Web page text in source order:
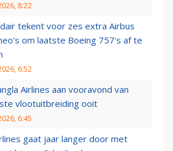
8:22
tekent voor zes extra Airbus
om laatste Boeing 757's af te
6:52
Airlines aan vooravond van
vlootuitbreiding ooit
6:45
gaat jaar langer door met